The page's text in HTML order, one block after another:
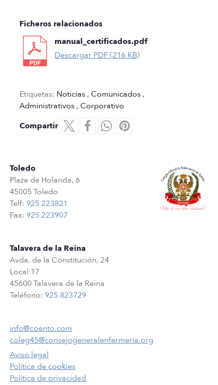
Ficheros relacionados
manual_certificados.pdf
Descargar PDF (216 KB)
Etiquetas: Noticias , Comunicados ,
Administrativos , Corporativo
Compartir
Toledo
Plaza de Holanda, 6
45005 Toledo
Telf: 925 223821
Fax: 925 223907
Talavera de la Reina
Avda. de la Constitución, 24
Local 17
45600 Talavera de la Reina
Teléfono: 925 823729
info@coento.com
coleg45@consejogeneralenfermeria.org
Aviso legal
Política de cookies
Política de privacidad